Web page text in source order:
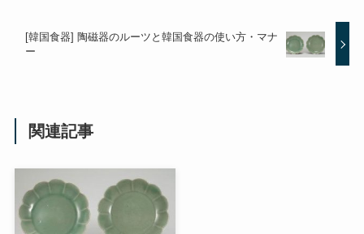
[韓国食器] 陶磁器のルーツと韓国食器の使い方・マナ
ー
関連記事